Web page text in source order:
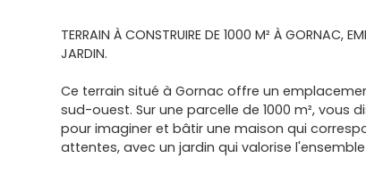
TERRAIN À CONSTRUIRE DE 1000 M² À GORNAC,
JARDIN.
Ce terrain situé à Gornac offre un
sud-ouest. Sur une parcelle de 1000 m², vous
pour imaginer et bâtir une maison qui
attentes, avec un jardin qui valorise